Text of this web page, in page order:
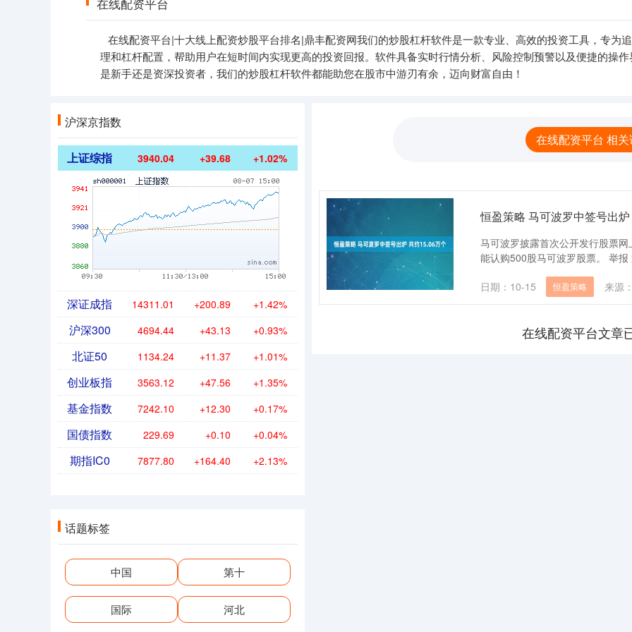
在线配资平台|十大线上配资炒股平台排名|鼎丰配资网我们的炒股杠杆软件是一款专业、高效的投资工具，专为
理和杠杆配置，帮助用户在短时间内实现更高的投资回报。软件具备实时行情分析、风险控制预警以及便捷的操
是新手还是资深投资者，我们的炒股杠杆软件都能助您在股市中游刃有余，迈向财富自由！
在线配资平台 相关
恒盈策略 马可波罗中签号出
马可波罗披露首次公开发行股票
能认购500股马可波罗股票。 举
日期：10-15 恒盈策略 来源
在线配资平台文章
沪深京指数
上证综指 3940.04 +39.68 +1.02%
深证成指 14311.01 +200.89 +1.42%
沪深300 4694.44 +43.13 +0.93%
北证50 1134.24 +11.37 +1.01%
创业板指 3563.12 +47.56 +1.35%
基金指数 7242.10 +12.30 +0.17%
国债指数 229.69 +0.10 +0.04%
期指IC0 7877.80 +164.40 +2.13%
话题标签
中国 第十
国际 河北